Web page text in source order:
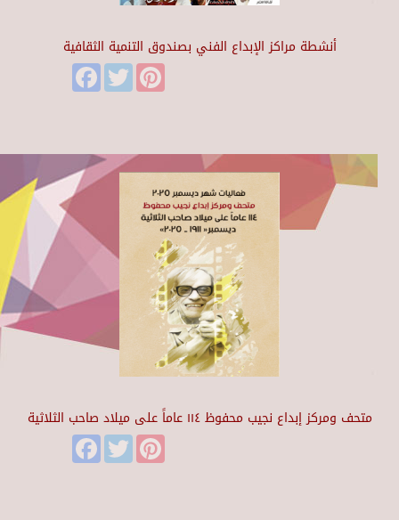
أنشطة مراكز الإبداع الفني بصندوق التنمية الثقافية
FacebookTwitter
متحف ومركز إبداع نجيب محفوظ ١١٤ عاماً على ميلاد صاحب الثلاثية
FacebookTwitter